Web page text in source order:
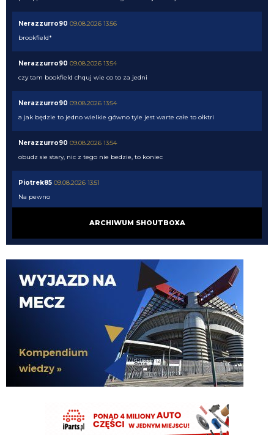
Nerazzurro90 09.08.2026 13:56
brookfield*
Nerazzurro90 09.08.2026 13:54
czy tam bookfield chquj wie co to za jedni
Nerazzurro90 09.08.2026 13:54
a jak będzie to jedno wielkie gówno tyle jest warte całe to ołktri
Nerazzurro90 09.08.2026 13:54
obudz sie stary, nic z tego nie bedzie, to koniec
Piotrek85 09.08.2026 13:51
Na pewno
09.08.2026 13:50
Nerazzurro90 09.08.2026 13:45
zwykly figurant nic poza tym
Nerazzurro90
Z tego marotty to taki prezydent jak z koziej dupy traba.
Jak Ausilio może cokolwiek zamknąć, jak to nie on wykłada kasę. Ja
rozumiem jakby od czasu do czasu coś naburaczył, ale bez jaj, że ktoś na
serio może uważać, że człowiek na tym stanowisku nie potrafi doprowadzić
do końca jednych negocjacji za drugimi.
09.08.2026 13:38
🚨 BREAKING: Curtis Jones is Inter's real midfield target this summer. 🏴󠁧󠁢󠁥󠁮󠁧󠁿⚫️🔵
And it may not be Frattesi who is sacrificed to fund the move. Stankovic could
ARCHIWUM SHOUTBOXA